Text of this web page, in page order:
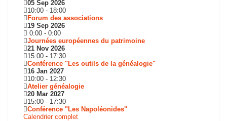
05 Sep 2026
10:00 - 18:00
Forum des associations
19 Sep 2026
0:00 - 0:00
Journées européennes du patrimoine
21 Nov 2026
15:00 - 17:30
Conférence "Les outils de la généalogie"
16 Jan 2027
10:00 - 12:30
Atelier généalogie
20 Mar 2027
15:00 - 17:30
Conférence "Les Napoléonides"
Calendrier complet